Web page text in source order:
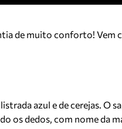
de muito conforto!
azul e de cerejas.
os dedos, com nome da